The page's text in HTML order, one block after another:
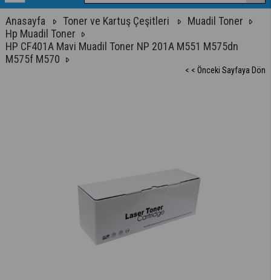
Anasayfa Toner ve Kartuş Çeşitleri
Muadil Toner
Hp Muadil Toner
HP CF401A Mavi Muadil Toner NP 201A M551 M575dn
M575f M570
< < Önceki Sayfaya Dön